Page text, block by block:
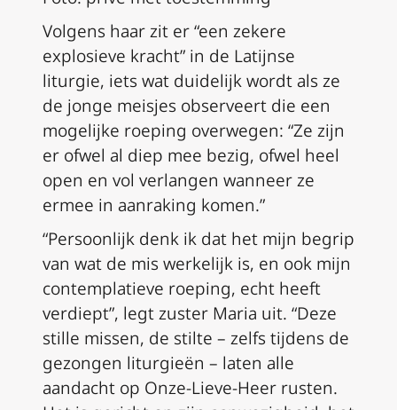
Volgens haar zit er “een zekere
explosieve kracht” in de Latijnse
liturgie, iets wat duidelijk wordt als ze
de jonge meisjes observeert die een
mogelijke roeping overwegen: “Ze zijn
er ofwel al diep mee bezig, ofwel heel
open en vol verlangen wanneer ze
ermee in aanraking komen.”
“Persoonlijk denk ik dat het mijn begrip
van wat de mis werkelijk is, en ook mijn
contemplatieve roeping, echt heeft
verdiept”, legt zuster Maria uit. “Deze
stille missen, de stilte – zelfs tijdens de
gezongen liturgieën – laten alle
aandacht op Onze-Lieve-Heer rusten.